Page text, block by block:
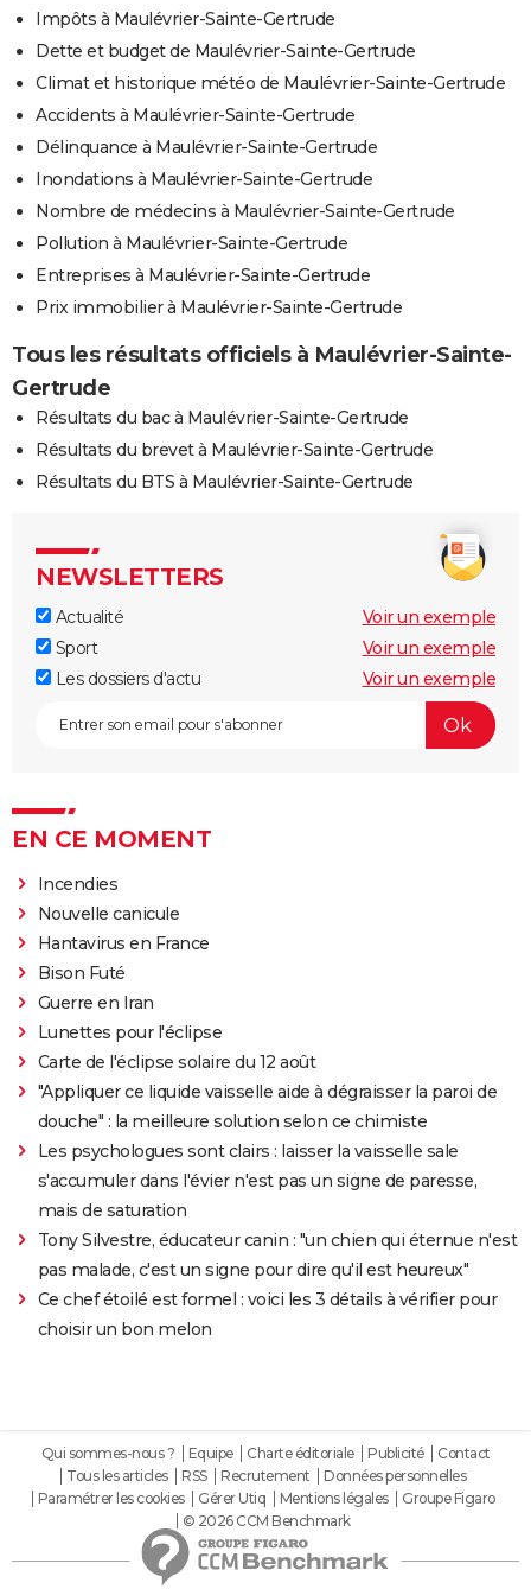
Impôts à Maulévrier-Sainte-Gertrude
Dette et budget de Maulévrier-Sainte-Gertrude
Climat et historique météo de Maulévrier-Sainte-Gertrude
Accidents à Maulévrier-Sainte-Gertrude
Délinquance à Maulévrier-Sainte-Gertrude
Inondations à Maulévrier-Sainte-Gertrude
Nombre de médecins à Maulévrier-Sainte-Gertrude
Pollution à Maulévrier-Sainte-Gertrude
Entreprises à Maulévrier-Sainte-Gertrude
Prix immobilier à Maulévrier-Sainte-Gertrude
Tous les résultats officiels à Maulévrier-Sainte-
Gertrude
Résultats du bac à Maulévrier-Sainte-Gertrude
Résultats du brevet à Maulévrier-Sainte-Gertrude
Résultats du BTS à Maulévrier-Sainte-Gertrude
NEWSLETTERS
Actualité
Voir un exemple
Sport
Voir un exemple
Les dossiers d'actu
Voir un exemple
EN CE MOMENT
Incendies
Nouvelle canicule
Hantavirus en France
Bison Futé
Guerre en Iran
Lunettes pour l'éclipse
Carte de l'éclipse solaire du 12 août
"Appliquer ce liquide vaisselle aide à dégraisser la paroi de
douche" : la meilleure solution selon ce chimiste
Les psychologues sont clairs : laisser la vaisselle sale
s'accumuler dans l'évier n'est pas un signe de paresse,
mais de saturation
Tony Silvestre, éducateur canin : "un chien qui éternue n'est
pas malade, c'est un signe pour dire qu'il est heureux"
Ce chef étoilé est formel : voici les 3 détails à vérifier pour
choisir un bon melon
Qui sommes-nous ? Equipe Charte éditoriale Publicité
Contact
Tous les articles
RSS Recrutement
Données personnelles
Paramétrer les cookies
Gérer Utiq Mentions légales
Groupe Figaro
© 2026 CCM Benchmark